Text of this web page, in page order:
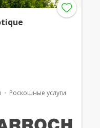
Роскошные услуги